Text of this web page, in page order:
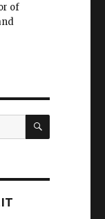
of
HAKU